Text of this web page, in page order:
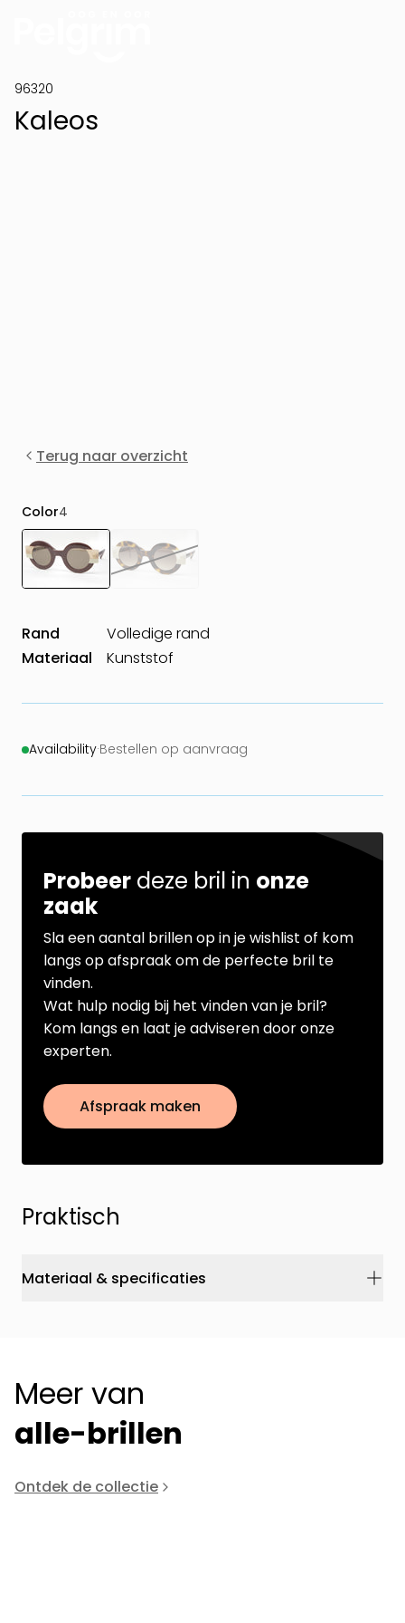
96320
Kaleos
Terug naar overzicht
Color4
Rand
Volledige rand
Materiaal
Kunststof
Availability·Bestellen op aanvraag
Probeer deze bril in onze
zaak
Sla een aantal brillen op in je wishlist of kom
langs op afspraak om de perfecte bril te
vinden.
Wat hulp nodig bij het vinden van je bril?
Kom langs en laat je adviseren door onze
experten.
Afspraak maken
Praktisch
Materiaal & specificaties
Meer van
alle-brillen
Ontdek de collectie